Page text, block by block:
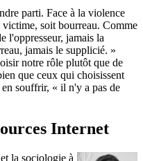
parti. Face à la violence
victime, soit bourreau. Comme
l'oppresseur, jamais la
jamais le supplicié. »
notre rôle plutôt que de
que ceux qui choisissent
souffrir, « il n'y a pas de
Internet
la sociologie à